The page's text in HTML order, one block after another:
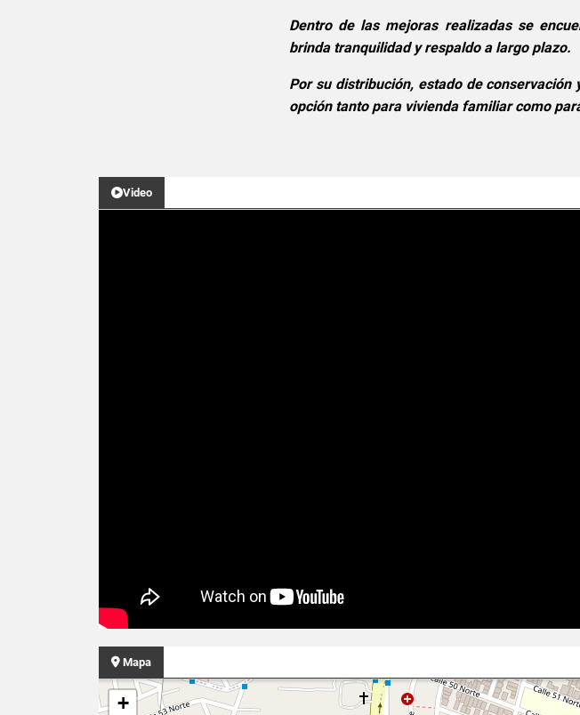
Dentro de las mejoras realizadas se
brinda tranquilidad y respaldo a largo plazo.
Por su distribución, estado de
opción tanto para vivienda familiar como
Video
Mapa
+